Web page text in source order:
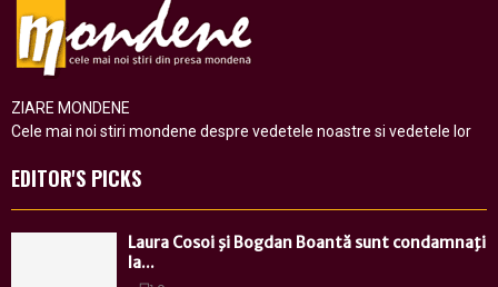
ZIARE MONDENE
Cele mai noi stiri mondene despre vedetele noastre si vedetele lor
EDITOR'S PICKS
Laura Cosoi şi Bogdan Boantă sunt condamnaţi
la...